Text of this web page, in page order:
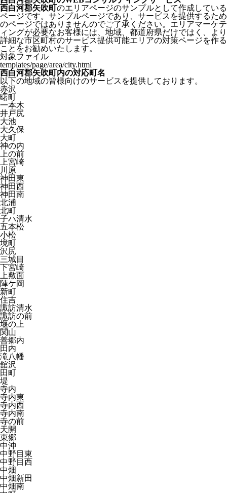
西白河郡矢吹町のエリアページのサンプルとして作成している
ページです。サンプルページであり、サービスを提供するため
のページではありませんのでご了承ください。エリアマーケテ
ィングが必要なお客様には、地域、都道府県だけではく、より
詳細な市区町村のサービス提供可能エリアの対策ページを作る
ことをお勧めいたします。
対象ファイル
templates/page/area/city.html
西白河郡矢吹町内の対応町名
以下の地域の皆様向けのサービスを提供しております。
赤沢
曙町
一本木
井戸尻
大池
大久保
大町
神の内
上の前
上宮崎
川原
神田東
神田西
神田南
北浦
北町
子ハ清水
五本松
小松
境町
沢尻
三城目
下宮崎
上敷面
陣ケ岡
新町
住吉
諏訪清水
諏訪の前
堰の上
関山
善郷内
田内
滝八幡
舘沢
田町
堤
寺内
寺内東
寺内西
寺内南
寺の前
天開
東郷
中沖
中野目東
中野目西
中畑
中畑新田
中畑南